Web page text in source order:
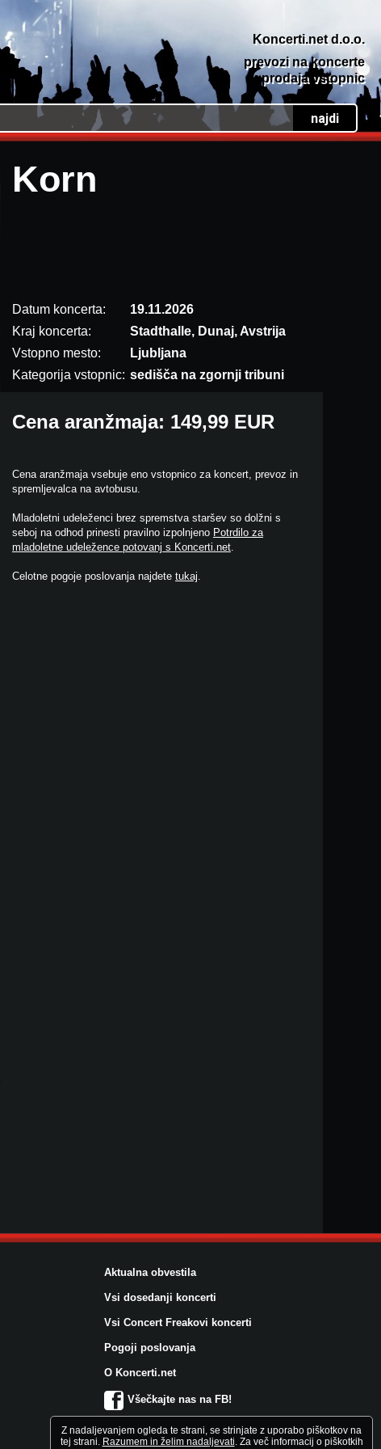
Koncerti.net d.o.o.
prevozi na koncerte
prodaja vstopnic
Korn
Datum koncerta:
19.11.2026
Kraj koncerta:
Stadthalle, Dunaj, Avstrija
Vstopno mesto:
Ljubljana
Kategorija vstopnic: sedišča na zgornji tribuni
Cena aranžmaja: 149,99 EUR
Cena aranžmaja vsebuje eno vstopnico za koncert, prevoz in
spremljevalca na avtobusu.
Mladoletni udeleženci brez spremstva staršev so dolžni s
seboj na odhod prinesti pravilno izpolnjeno Potrdilo za
mladoletne udeležence potovanj s Koncerti.net.
Celotne pogoje poslovanja najdete tukaj.
Aktualna obvestila
Vsi dosedanji koncerti
Vsi Concert Freakovi koncerti
Pogoji poslovanja
O Koncerti.net
Všečkajte nas na FB!
Z nadaljevanjem ogleda te strani, se strinjate z uporabo piškotkov na
tej strani. Razumem in želim nadaljevati. Za več informacij o piškotkih